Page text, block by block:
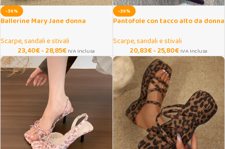
-36%
Ballerine Mary Jane donna
Scarpe, sandali e stivali
23,40€-28,85€ IVA Inclusa
-36%
Pantofole con tacco alto da donna
Scarpe, sandali e stivali
20,83€-25,80€ IVA Inclusa